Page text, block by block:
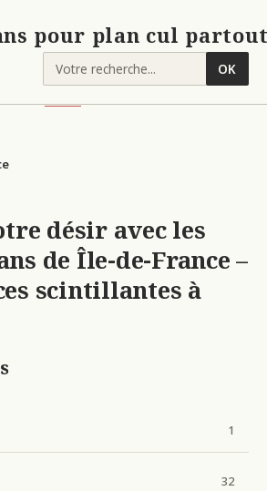
pour plan cul
OK
désir avec les
de Île-de-France –
scintillantes à
1
32